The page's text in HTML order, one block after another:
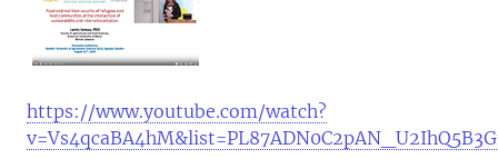
https://www.youtube.com/watch?